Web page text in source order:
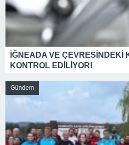
İĞNEADA VE ÇEVRESİNDEKİ
KONTROL EDİLİYOR!
Gündem